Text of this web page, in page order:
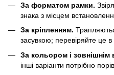
За форматом рамки.
знака з місцем
За кріпленням.
засувкою; перевіряйте це в
За кольором і зовнішнім
інші варіанти потрібно